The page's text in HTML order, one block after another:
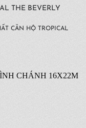
THE BEVERLY
CĂN HỘ TROPICAL